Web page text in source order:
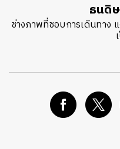
ธนดิ
ช่างภาพที่ชอบการเดินทาง